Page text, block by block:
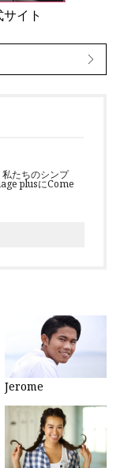
イト
たちのシンプ
plusにCome
Jerome